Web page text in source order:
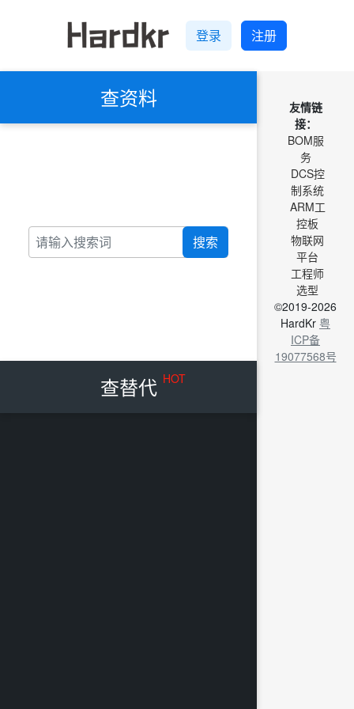
登录 注册
查资料
搜索
查替代 HOT
友情链
接：
BOM服
务
DCS控
制系统
ARM工
控板
物联网
平台
工程师
选型
©2019-2026
HardKr 粤
ICP备
19077568号